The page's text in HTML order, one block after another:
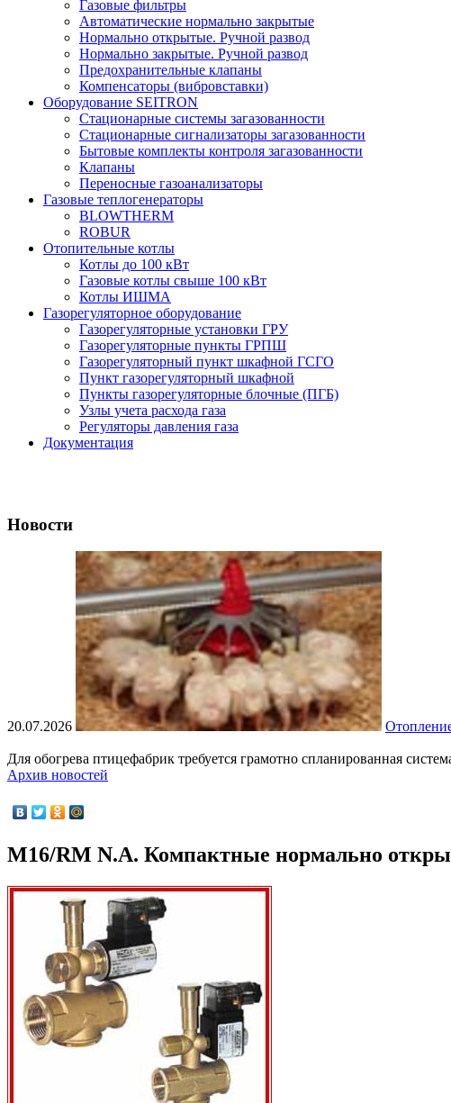
Газовые фильтры
Автоматические нормально закрытые
Нормально открытые. Ручной развод
Нормально закрытые. Ручной развод
Предохранительные клапаны
Компенсаторы (вибровставки)
Оборудование SEITRON
Стационарные системы загазованности
Стационарные сигнализаторы загазованности
Бытовые комплекты контроля загазованности
Клапаны
Переносные газоанализаторы
Газовые теплогенераторы
BLOWTHERM
ROBUR
Отопительные котлы
Котлы до 100 кВт
Газовые котлы свыше 100 кВт
Котлы ИШМА
Газорегуляторное оборудование
Газорегуляторные установки ГРУ
Газорегуляторные пункты ГРПШ
Газорегуляторный пункт шкафной ГСГО
Пункт газорегуляторный шкафной
Пункты газорегуляторные блочные (ПГБ)
Узлы учета расхода газа
Регуляторы давления газа
Документация
Новости
20.07.2026
Для обогрева птицефабрик требуется грамотно спланированная
Архив новостей
M16/RM N.A. Компактные нормально